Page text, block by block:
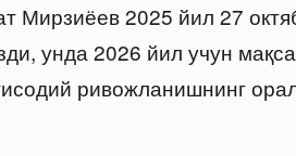
Мирзиёев 2025 йил 27
унда 2026 йил учун
ривожланишнинг